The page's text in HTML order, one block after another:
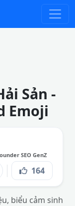
Sản -
Emoji
SEO GenZ
164
biểu cảm sinh